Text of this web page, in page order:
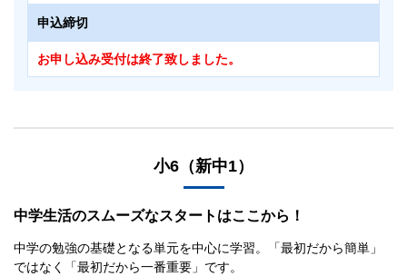
申込締切
お申し込み受付は終了致しました。
高校受験を目指す方
小6（新中1）
中学生活のスムーズなスタートはここから！
中学の勉強の基礎となる単元を中心に学習。「最初だから簡単」
ではなく「最初だから一番重要」です。